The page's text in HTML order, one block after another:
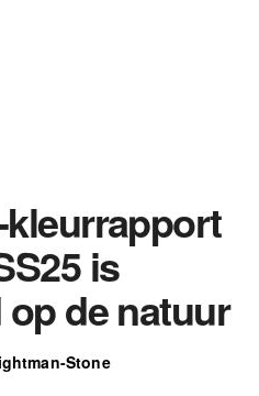
is
de natuur
Stone